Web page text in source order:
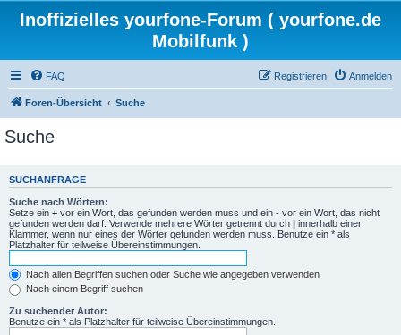
Inoffizielles yourfone-Forum ( yourfone.de
Mobilfunk )
FAQ Anmelden
Registrieren
Foren-Übersicht Suche
Suche
SUCHANFRAGE
Suche nach Wörtern:
Setze ein + vor ein Wort, das gefunden werden muss und ein - vor ein Wort, das nicht
gefunden werden darf. Verwende mehrere Wörter getrennt durch | innerhalb einer
Klammer, wenn nur eines der Wörter gefunden werden muss. Benutze ein * als
Platzhalter für teilweise Übereinstimmungen.
Nach allen Begriffen suchen oder Suche wie angegeben verwenden
Nach einem Begriff suchen
Zu suchender Autor:
Benutze ein * als Platzhalter für teilweise Übereinstimmungen.